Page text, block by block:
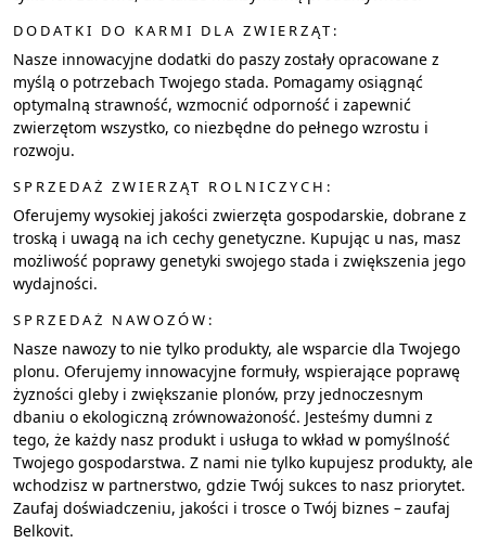
DODATKI DO KARMI DLA ZWIERZĄT:
Nasze innowacyjne dodatki do paszy zostały opracowane z
myślą o potrzebach Twojego stada. Pomagamy osiągnąć
optymalną strawność, wzmocnić odporność i zapewnić
zwierzętom wszystko, co niezbędne do pełnego wzrostu i
rozwoju.
SPRZEDAŻ ZWIERZĄT ROLNICZYCH:
Oferujemy wysokiej jakości zwierzęta gospodarskie, dobrane z
troską i uwagą na ich cechy genetyczne. Kupując u nas, masz
możliwość poprawy genetyki swojego stada i zwiększenia jego
wydajności.
SPRZEDAŻ NAWOZÓW:
Nasze nawozy to nie tylko produkty, ale wsparcie dla Twojego
plonu. Oferujemy innowacyjne formuły, wspierające poprawę
żyzności gleby i zwiększanie plonów, przy jednoczesnym
dbaniu o ekologiczną zrównoważoność. Jesteśmy dumni z
tego, że każdy nasz produkt i usługa to wkład w pomyślność
Twojego gospodarstwa. Z nami nie tylko kupujesz produkty, ale
wchodzisz w partnerstwo, gdzie Twój sukces to nasz priorytet.
Zaufaj doświadczeniu, jakości i trosce o Twój biznes – zaufaj
Belkovit.